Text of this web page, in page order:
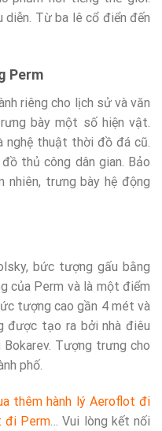
diễn. Từ ba lê cổ điển đến
Perm
riêng cho lịch sử và văn
bày một số hiện vật.
nghệ thuật thời đồ đá cũ.
thủ công dân gian. Bảo
trưng bày hệ động
bức tượng gấu bằng
của Perm và là một điểm
tượng cao gần 4 mét và
được tạo ra bởi nhà điêu
Tượng trưng cho
phố.
thêm hành lý Aeroflot đi
đi Perm … Vui lòng kết nối